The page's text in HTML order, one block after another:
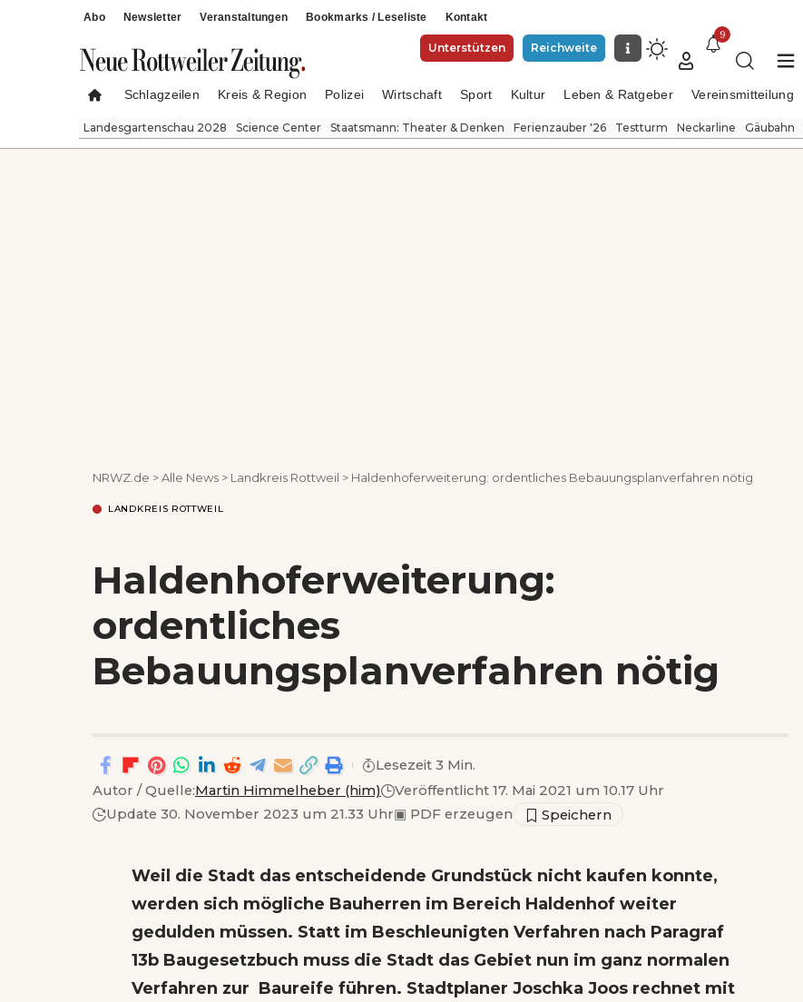
Abo Newsletter Veranstaltungen Bookmarks / Leseliste Kontakt
Unterstützen Reichweite
9
Schlagzeilen Kreis & Region Polizei Wirtschaft Sport Kultur Leben & Ratgeber Vereinsmitteilung
Landesgartenschau 2028 Science Center Staatsmann: Theater & Denken Ferienzauber '26 Testturm Neckarline Gäubahn
NRWZ.de >Alle News > Landkreis Rottweil > Haldenhoferweiterung: ordentliches Bebauungsplanverfahren nötig
LANDKREIS ROTTWEIL
Haldenhoferweiterung:
ordentliches
Bebauungsplanverfahren nötig
Autor / Quelle:Martin Himmelheber (him)
Veröffentlicht 17. Mai 2021 um 10.17 Uhr
Update 30. November 2023 um 21.33 Uhr▣ PDF erzeugen
Lesezeit 3 Min.
Weil die Stadt das entscheidende Grundstück nicht kaufen konnte,
werden sich mögliche Bauherren im Bereich Haldenhof weiter
gedulden müssen. Statt im Beschleunigten Verfahren nach Paragraf
13b Baugesetzbuch muss die Stadt das Gebiet nun im ganz normalen
Verfahren zur Baureife führen. Stadtplaner Joschka Joos rechnet mit